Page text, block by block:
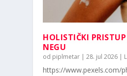
HOLISTIČKI
NEGU
od piplmetar |28. jul 2026 |
https://www.pexels.com/